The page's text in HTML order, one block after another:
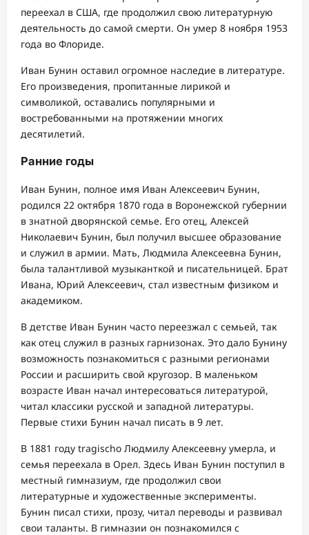
переехал в США, где продолжил свою литературную
деятельность до самой смерти. Он умер 8 ноября 1953
года во Флориде.
Иван Бунин оставил огромное наследие в литературе.
Его произведения, пропитанные лирикой и
символикой, оставались популярными и
востребованными на протяжении многих
десятилетий.
Ранние годы
Иван Бунин, полное имя Иван Алексеевич Бунин,
родился 22 октября 1870 года в Воронежской губернии
в знатной дворянской семье. Его отец, Алексей
Николаевич Бунин, был получил высшее образование
и служил в армии. Мать, Людмила Алексеевна Бунин,
была талантливой музыканткой и писательницей. Брат
Ивана, Юрий Алексеевич, стал известным физиком и
академиком.
В детстве Иван Бунин часто переезжал с семьей, так
как отец служил в разных гарнизонах. Это дало Бунину
возможность познакомиться с разными регионами
России и расширить свой кругозор. В маленьком
возрасте Иван начал интересоваться литературой,
читал классики русской и западной литературы.
Первые стихи Бунин начал писать в 9 лет.
В 1881 году tragischо Людмилу Алексеевну умерла, и
семья переехала в Орел. Здесь Иван Бунин поступил в
местный гимназиум, где продолжил свои
литературные и художественные эксперименты.
Бунин писал стихи, прозу, читал переводы и развивал
свои таланты. В гимназии он познакомился с